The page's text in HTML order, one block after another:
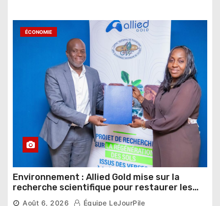
ÉCONOMIE
Environnement : Allied Gold mise sur la
recherche scientifique pour restaurer les
sols de ses sites miniers
Août 6, 2026 Équipe LeJourPile